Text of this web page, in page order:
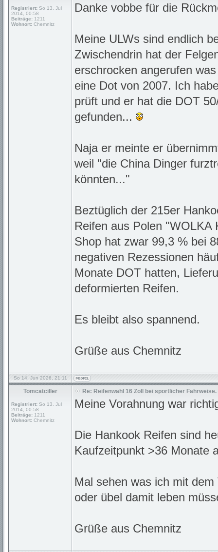
Registriert: So 13. Jul
2014, 00:58
Beiträge: 1211
Wohnort: Chemnitz
Danke vobbe für die
Meine ULWs sind endlich
Zwischendrin hat der
erschrocken angerufen
eine Dot von 2007. Ich
prüft und er hat die DOT
gefunden...
Naja er meinte er
weil "die China Dinger
könnten..."
Beztüglich der 215er
Reifen aus Polen
Shop hat zwar 99,3 % bei
negativen Rezessionen
Monate DOT hatten,
deformierten Reifen.
Es bleibt also spannend.
Grüße aus Chemnitz
So 14. Jun 2026, 21:11
Tomcatciller
Registriert: So 13. Jul
2014, 00:58
Beiträge: 1211
Wohnort: Chemnitz
Re: Reifenwahl 16 Zoll bei sportlicher Fahrweise.
Meine Vorahnung war
Die Hankook Reifen sind
Kaufzeitpunkt >36 Monate
Mal sehen was ich mit
oder übel damit leben
Grüße aus Chemnitz